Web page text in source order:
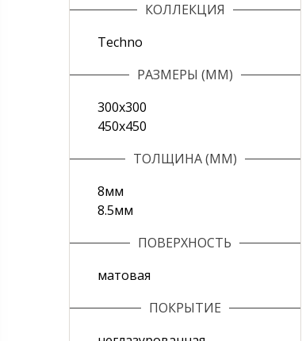
КОЛЛЕКЦИЯ
Techno
РАЗМЕРЫ (ММ)
300х300
450х450
ТОЛЩИНА (ММ)
8мм
8.5мм
ПОВЕРХНОСТЬ
матовая
ПОКРЫТИЕ